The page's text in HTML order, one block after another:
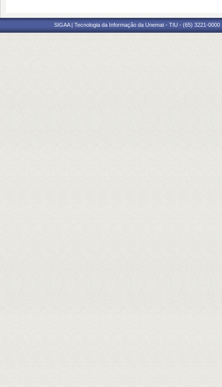
SIGAA | Tecnologia da Informação da Unemat - TIU - (65) 3221-